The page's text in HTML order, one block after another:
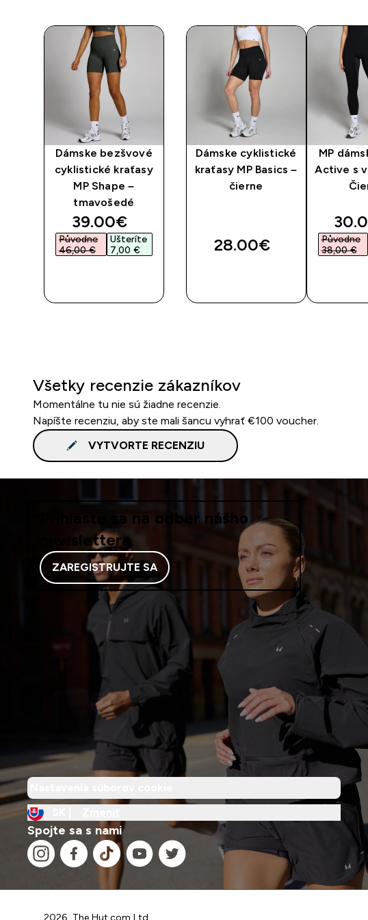
Dámske bezšvové
cyklistické kraťasy
MP Shape –
tmavošedé
discounted price
39.00€‎
Původne
46,00 €‎
Ušteríte
7,00 €‎
Dámske cyklistické
kraťasy MP Basics –
čierne
28.00€‎
MP
Active s
Původne
38,00 €‎
Všetky recenzie zákazníkov
Momentálne tu nie sú žiadne recenzie.
Napíšte recenziu, aby ste mali šancu vyhrať €100 voucher.
VYTVORTE RECENZIU
Prihláste sa na odber nášho
newslettera
ZAREGISTRUJTE SA
Spojte sa s nami
2026 The Hut.com Ltd